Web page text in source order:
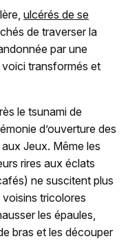
ulcérés de se
de traverser la
par une
transformés et
le tsunami de
d’ouverture des
Jeux. Même les
rires aux éclats
ne suscitent plus
tricolores
les épaules,
bras et les découper